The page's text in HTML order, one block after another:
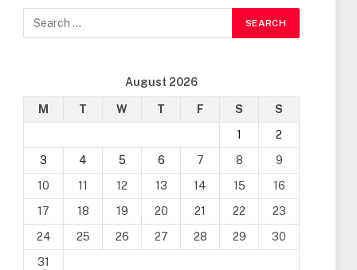
August 2026
M T W T F S
S
1
2
3
4 5 6 7 8
9
10
11 12 13 14 15
16
17
18 19 20 21 22
23
24
25 26 27 28 29
30
31